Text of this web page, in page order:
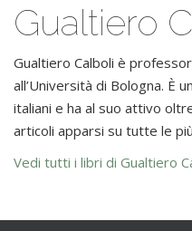
Gualtiero
Gualtiero Calboli è
all’Università di Bologna. È
italiani e ha al suo attivo
articoli apparsi su tutte le
Vedi tutti i libri di Gualtiero